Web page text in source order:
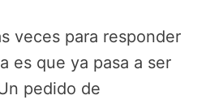
veces para responder
es que ya pasa a ser
pedido de